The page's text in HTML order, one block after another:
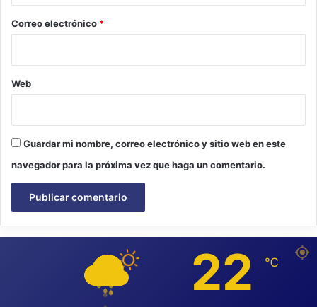
*
Correo electrónico *
Web
Guardar mi nombre, correo electrónico y sitio web en este
navegador para la próxima vez que haga un comentario.
22 ℃